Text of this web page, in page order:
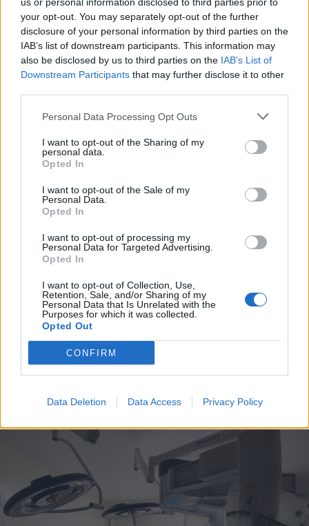
your opt-out. You may separately opt-out of the further
disclosure of your personal information by third parties on the
IAB’s list of downstream participants. This information may
also be disclosed by us to third parties on the IAB’s List of
Downstream Participants that may further disclose it to other
Personal Data Processing Opt Outs
I want to opt-out of the Sharing of my
personal data.
Opted In
I want to opt-out of the Sale of my
Personal Data.
Opted In
I want to opt-out of processing my
Personal Data for Targeted Advertising.
Opted In
I want to opt-out of Collection, Use,
Retention, Sale, and/or Sharing of my
Personal Data that Is Unrelated with the
Purposes for which it was collected.
Opted Out
CONFIRM
Data Deletion Data Access Privacy Policy
Krónika
Büntetőfeljelentést tett
Majka ügyvédje a romániai
telefonszámról érkezett
fenyegetés miatt
Corbu bombagólja döntött,
Ferencváros
Sándor Ella: Na, indíts, s
A rovat további cikkei